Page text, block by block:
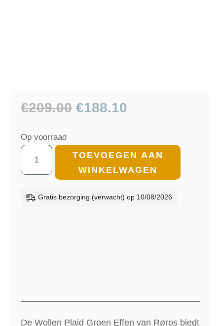
€209.00 Oorspronkelijke
€209.00.
€188.10
€188.10.
Op voorraad
Wollen
Groen
TOEVOEGEN AAN
WINKELWAGEN
Gratis bezorging (verwacht) op 10/08/2026
De Wollen Plaid Groen Effen van Røros biedt